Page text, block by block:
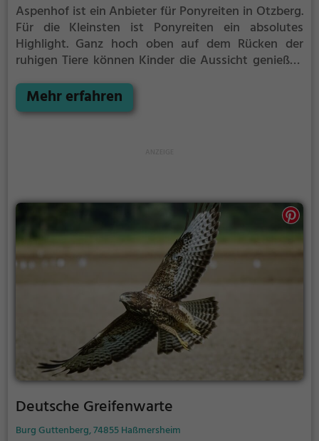
Aspenhof ist ein Anbieter für Ponyreiten in Otzberg.
Für die Kleinsten ist Ponyreiten ein absolutes
Highlight. Ganz hoch oben auf dem Rücken der
ruhigen Tiere können Kinder die Aussicht genießen
reiten.
Mehr erfahren
Deutsche Greifenwarte
Burg Guttenberg, 74855 Haßmersheim